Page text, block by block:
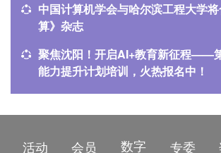
中国计算机学会与哈尔滨工程大学
算》杂志
聚焦沈阳！开启AI+教育新征程——
能力提升计划培训，火热报名中！
活动 会员
数字
专委